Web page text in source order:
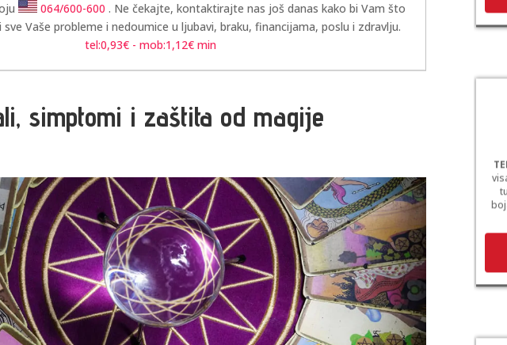
064/600-600 . Ne čekajte, kontaktirajte nas još danas kako bi Vam što
Vaše probleme i nedoumice u ljubavi, braku, financijama, poslu i zdravlju.
tel:0,93€ - mob:1,12€ min
simptomi i zaštita od magije